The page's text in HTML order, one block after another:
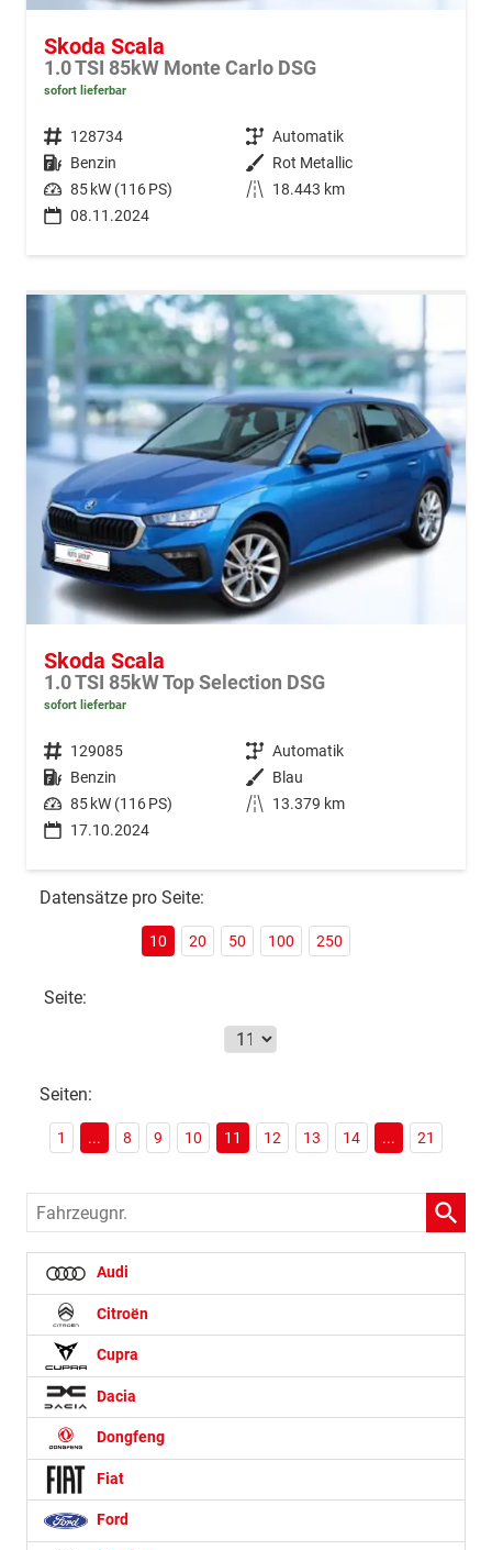
Skoda Scala
1.0 TSI 85kW Monte Carlo DSG
sofort lieferbar
Fahrzeugnr. 128734 Getriebe Automatik
Kraftstoff Benzin Außenfarbe Rot Metallic
Leistung 85 kW (116 PS) Kilometerstand
18.443 km
08.11.2024
Skoda Scala
1.0 TSI 85kW Top Selection DSG
sofort lieferbar
Fahrzeugnr. 129085 Getriebe Automatik
Kraftstoff Benzin Außenfarbe Blau
Leistung 85 kW (116 PS) Kilometerstand
13.379 km
17.10.2024
Datensätze pro Seite:
10 20 50 100 250
Seite:
Seiten:
1 ... 8 9 10 11 12 13 14 ... 21
Fahrzeugnr.
Audi
Citroën
Cupra
Dacia
Dongfeng
Fiat
Ford